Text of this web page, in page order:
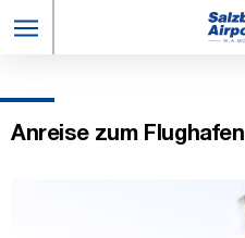
Anreise zum Flughafen